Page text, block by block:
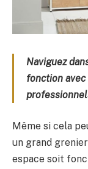
Naviguez
fonction
Même si cela
un grand
espace soit